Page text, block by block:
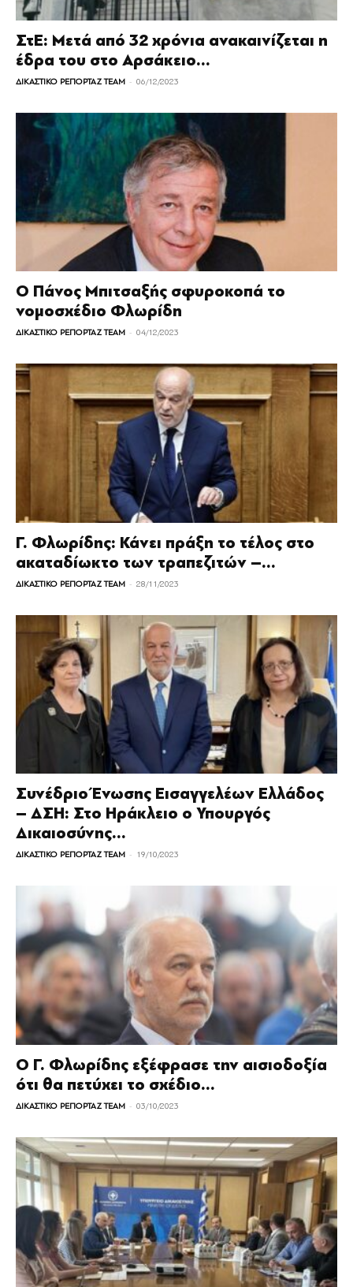
ΣτΕ: Μετά από 32 χρόνια ανακαινίζεται η
έδρα του στο Αρσάκειο...
ΔΙΚΑΣΤΙΚΟ ΡΕΠΟΡΤΑΖ TEAM - 06/12/2023
Ο Πάνος Μπιτσαξής σφυροκοπά το
νομοσχέδιο Φλωρίδη
ΔΙΚΑΣΤΙΚΟ ΡΕΠΟΡΤΑΖ TEAM - 04/12/2023
Γ. Φλωρίδης: Κάνει πράξη το τέλος στο
ακαταδίωκτο των τραπεζιτών –...
ΔΙΚΑΣΤΙΚΟ ΡΕΠΟΡΤΑΖ TEAM - 28/11/2023
Συνέδριο Ένωσης Εισαγγελέων Ελλάδος
– ΔΣΗ: Στο Ηράκλειο ο Υπουργός
Δικαιοσύνης...
ΔΙΚΑΣΤΙΚΟ ΡΕΠΟΡΤΑΖ TEAM - 19/10/2023
Ο Γ. Φλωρίδης εξέφρασε την αισιοδοξία
ότι θα πετύχει το σχέδιο...
ΔΙΚΑΣΤΙΚΟ ΡΕΠΟΡΤΑΖ TEAM - 03/10/2023